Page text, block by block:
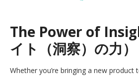
The Power of
イト（洞察）の力）
Whether you’re bringing a new product